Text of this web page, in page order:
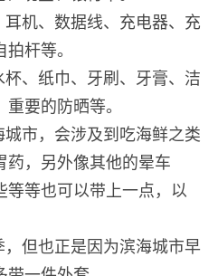
机、数据线、充电器、充
杆等。
、纸巾、牙刷、牙膏、洁
要的防晒等。
市，会涉及到吃海鲜之类
药，另外像其他的晕车
等等也可以带上一点，以
但也正是因为滨海城市早